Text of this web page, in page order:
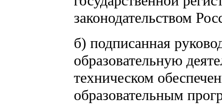
законодательством
б) подписанная
образовательную
техническом
образовательным